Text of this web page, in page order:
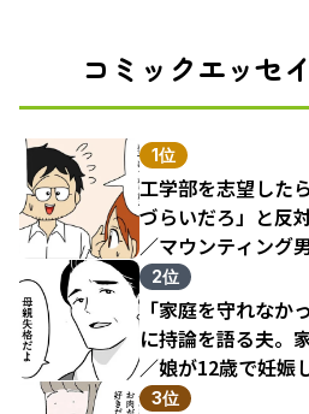
コミックエッセ
1位
工学部を志望した
づらいだろ」と反
／マウンティング
結果（1）
2位
「家庭を守れなか
に持論を語る夫。
／娘が12歳で妊娠
3位